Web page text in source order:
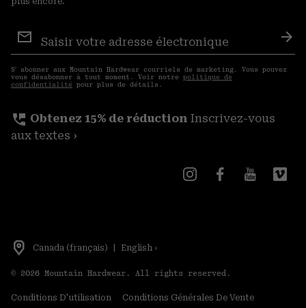
aux
courriels
S′ abonner aux Mountain Hardwear courriels de marketing. Vous pouvez
vous désabonner à tout moment. Voir notre politique de
confidentialité pour plus de détails.
perm_phone_msg Obtenez 15% de réduction Inscrivez-vous
aux textes ›
Canada (français) English ›
© 2026 Mountain Hardwear. All rights reserved.
Conditions D'utilisation Conditions Générales De Vente